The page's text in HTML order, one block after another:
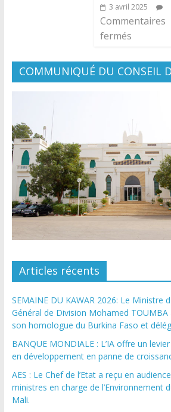
3 avril 2025
Commentaires
fermés
COMMUNIQUÉ DU CONSEIL
Articles récents
SEMAINE DU KAWAR 2026: Le Ministre
Général de Division Mohamed TOUMBA
son homologue du Burkina Faso et
BANQUE MONDIALE : L’IA offre un
en développement en panne de
AES : Le Chef de l’Etat a reçu en
ministres en charge de l’Environnement
Mali.